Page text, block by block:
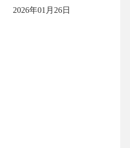
2026年01月26日